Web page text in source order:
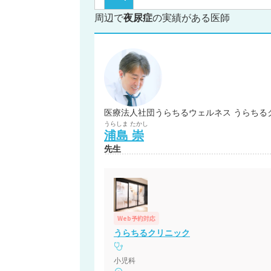
周辺で夜尿症の実績がある医師
医療法人社団うらちるウェルネス うらちる
うらしま たかし
浦島 崇
先生
Web予約対応
うらちるクリニック
小児科